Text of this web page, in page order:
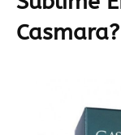
Casmara?